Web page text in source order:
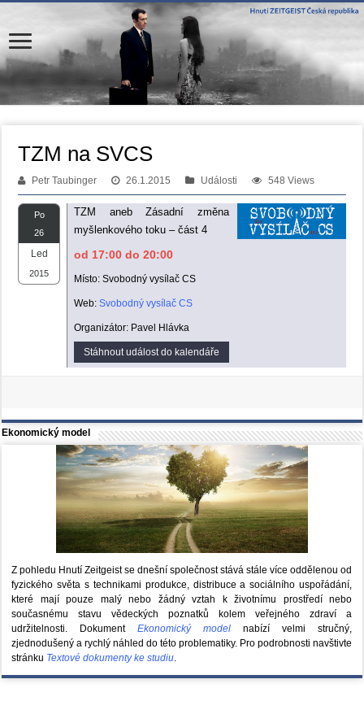
TZM na SVCS
Petr Taubinger 26.1.2015 Události 548 Views
Po
26
Led
2015
TZM aneb Zásadní změna
myšlenkového toku – část 4
od 17:00 do 20:00
Místo: Svobodný vysílač CS
Web:Svobodný vysílač CS
Organizátor: Pavel Hlávka
Stáhnout událost do kalendáře
Ekonomický model
Z pohledu Hnutí Zeitgeist se dnešní společnost stává stále více oddělenou od
fyzického světa s technikami produkce, distribuce a sociálního uspořádání,
které mají pouze malý nebo žádný vztah k životnímu prostředí nebo
současnému stavu vědeckých poznatků kolem veřejného zdraví a
udržitelnosti. DokumentEkonomický model nabízí velmi stručný,
zjednodušený a rychlý náhled do této problematiky. Pro podrobnosti navštivte
stránku Textové dokumenty ke studiu.